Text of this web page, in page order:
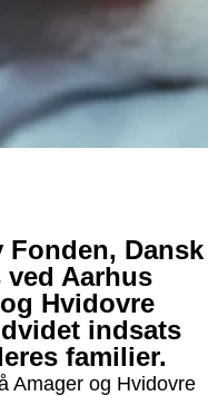
Fonden, Dansk
Aarhus
Hvidovre
indsats
familier.
Amager og Hvidovre